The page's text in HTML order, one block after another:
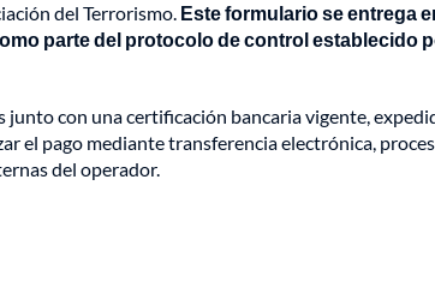
del Terrorismo. Este formulario se entrega
parte del protocolo de control establecido
con una certificación bancaria vigente,
el pago mediante transferencia electrónica,
del operador.